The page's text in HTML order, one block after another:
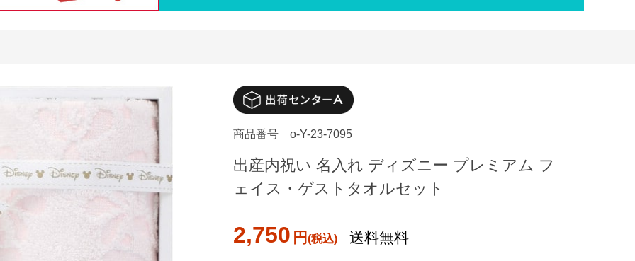
商品番号 o-Y-23-7095
出産内祝い 名入れ ディズニー プレミアム フ
ェイス・ゲストタオルセット
2,750 円 送料無料